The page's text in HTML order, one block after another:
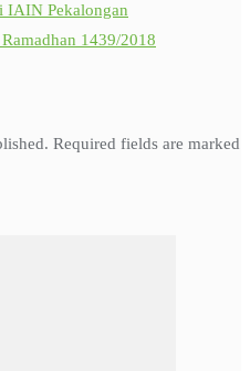
IAIN Pekalongan
1439/2018
Required fields are marked